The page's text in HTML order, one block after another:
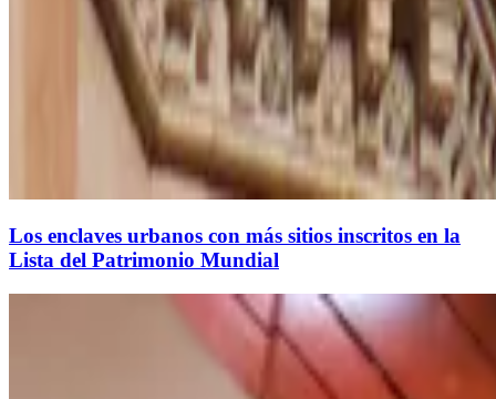
Los enclaves urbanos con más sitios inscritos en la
Lista del Patrimonio Mundial